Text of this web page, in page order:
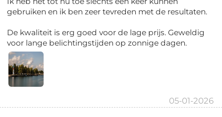
gebruiken en ik ben zeer tevreden met de resultaten.
De kwaliteit is erg goed voor de lage prijs. Geweldig
voor lange belichtingstijden op zonnige dagen.
05-01-2026